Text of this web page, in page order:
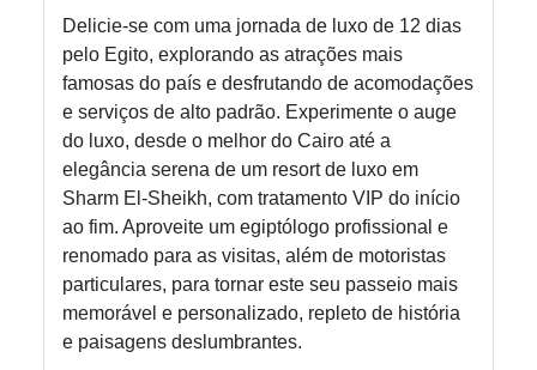
Delicie-se com uma jornada de luxo de 12 dias
pelo Egito, explorando as atrações mais
famosas do país e desfrutando de acomodações
e serviços de alto padrão. Experimente o auge
do luxo, desde o melhor do Cairo até a
elegância serena de um resort de luxo em
Sharm El-Sheikh, com tratamento VIP do início
ao fim. Aproveite um egiptólogo profissional e
renomado para as visitas, além de motoristas
particulares, para tornar este seu passeio mais
memorável e personalizado, repleto de história
e paisagens deslumbrantes.